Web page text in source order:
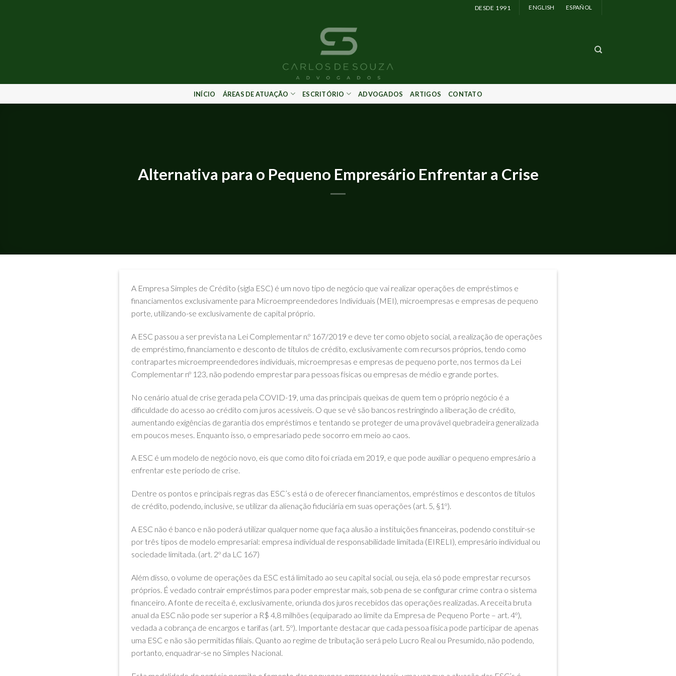
DESDE 1991 ENGLISH ESPAÑOL
INÍCIO ÁREAS DE ATUAÇÃO ESCRITÓRIO ADVOGADOS ARTIGOS CONTATO
Alternativa para o Pequeno Empresário Enfrentar a Crise
A Empresa Simples de Crédito (sigla ESC) é um novo tipo de negócio que vai realizar operações de empréstimos e
financiamentos exclusivamente para Microempreendedores Individuais (MEI), microempresas e empresas de pequeno
porte, utilizando-se exclusivamente de capital próprio.
A ESC passou a ser prevista na Lei Complementar n.º 167/2019 e deve ter como objeto social, a realização de operações
de empréstimo, financiamento e desconto de títulos de crédito, exclusivamente com recursos próprios, tendo como
contrapartes microempreendedores individuais, microempresas e empresas de pequeno porte, nos termos da Lei
Complementar nº 123, não podendo emprestar para pessoas físicas ou empresas de médio e grande portes.
No cenário atual de crise gerada pela COVID-19, uma das principais queixas de quem tem o próprio negócio é a
dificuldade do acesso ao crédito com juros acessíveis. O que se vê são bancos restringindo a liberação de crédito,
aumentando exigências de garantia dos empréstimos e tentando se proteger de uma provável quebradeira generalizada
em poucos meses. Enquanto isso, o empresariado pede socorro em meio ao caos.
A ESC é um modelo de negócio novo, eis que como dito foi criada em 2019, e que pode auxiliar o pequeno empresário a
enfrentar este período de crise.
Dentre os pontos e principais regras das ESC’s está o de oferecer financiamentos, empréstimos e descontos de títulos
de crédito, podendo, inclusive, se utilizar da alienação fiduciária em suas operações (art. 5, §1º).
A ESC não é banco e não poderá utilizar qualquer nome que faça alusão a instituições financeiras, podendo constituir-se
por três tipos de modelo empresarial: empresa individual de responsabilidade limitada (EIRELI), empresário individual ou
sociedade limitada. (art. 2º da LC 167)
Além disso, o volume de operações da ESC está limitado ao seu capital social, ou seja, ela só pode emprestar recursos
próprios. É vedado contrair empréstimos para poder emprestar mais, sob pena de se configurar crime contra o sistema
financeiro. A fonte de receita é, exclusivamente, oriunda dos juros recebidos das operações realizadas. A receita bruta
anual da ESC não pode ser superior a R$ 4,8 milhões (equiparado ao limite da Empresa de Pequeno Porte – art. 4º),
vedada a cobrança de encargos e tarifas (art. 5º). Importante destacar que cada pessoa física pode participar de apenas
uma ESC e não são permitidas filiais. Quanto ao regime de tributação será pelo Lucro Real ou Presumido, não podendo,
portanto, enquadrar-se no Simples Nacional.